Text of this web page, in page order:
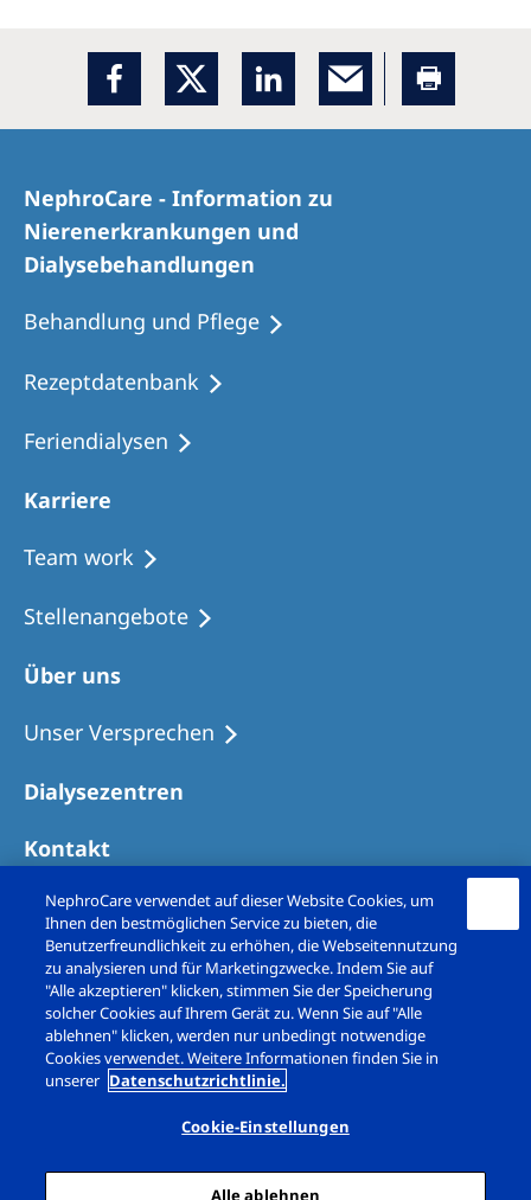
NephroCare - Information zu
Nierenerkrankungen und
Dialysebehandlungen
Behandlung und Pflege
Rezeptdatenbank
Feriendialysen
Karriere
Team work
Stellenangebote
Über uns
Unser Versprechen
Dialysezentren
Kontakt
Copyright © Fresenius Medical Care (Schweiz)
AG. 2026. All rights reserved
Impressum
Datenschutz
NephroCare verwendet auf dieser Website Cookies, um
Ihnen den bestmöglichen Service zu bieten, die
Benutzerfreundlichkeit zu erhöhen, die Webseitennutzung
zu analysieren und für Marketingzwecke. Indem Sie auf
"Alle akzeptieren" klicken, stimmen Sie der Speicherung
solcher Cookies auf Ihrem Gerät zu. Wenn Sie auf "Alle
ablehnen" klicken, werden nur unbedingt notwendige
Cookies verwendet. Weitere Informationen finden Sie in
unserer Datenschutzrichtlinie.
Cookie-Einstellungen
Alle ablehnen